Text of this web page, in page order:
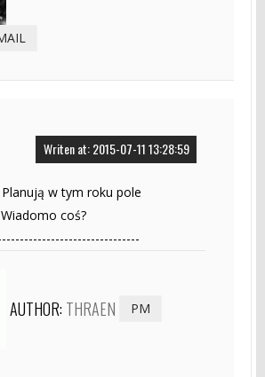
Writen at: 2015-07-11 13:28:59
w tym roku pole
coś?
AUTHOR: THRAEN PM